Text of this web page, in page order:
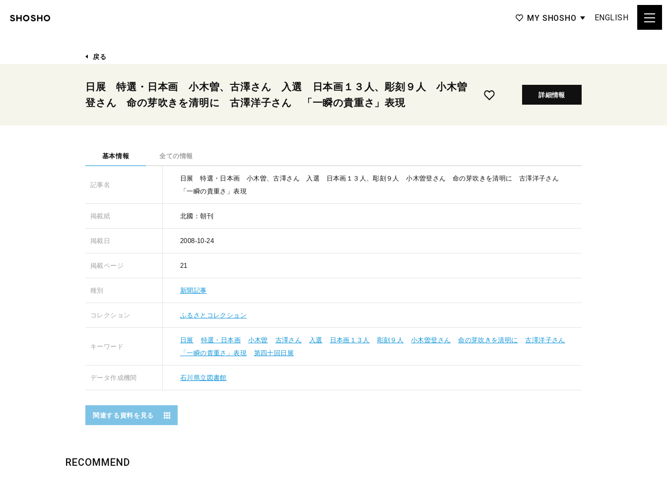
MY SHOSHO ENGLISH
戻る
日展 特選・日本画 小木曽、古澤さん 入選 日本画１３人、彫刻９人 小木曽
登さん 命の芽吹きを清明に 古澤洋子さん 「一瞬の貴重さ」表現
詳細情報
基本情報 全ての情報
記事名
日展 特選・日本画 小木曽、古澤さん 入選 日本画１３人、彫刻９人 小木曽登さん 命の芽吹きを清明に 古澤洋子さん
「一瞬の貴重さ」表現
掲載紙 北國：朝刊
掲載日 2008-10-24
掲載ページ 21
種別 新聞記事
コレクション ふるさとコレクション
キーワード
日展 特選・日本画 小木曽 古澤さん 入選 日本画１３人 彫刻９人 小木曽登さん 命の芽吹きを清明に
古澤洋子さん
「一瞬の貴重さ」表現
第四十回日展
データ作成機関 石川県立図書館
関連する資料を見る
RECOMMEND